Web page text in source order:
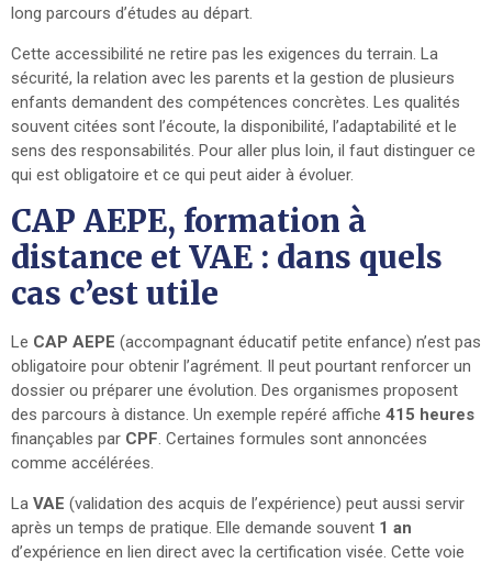
long parcours d’études au départ.
Cette accessibilité ne retire pas les exigences du terrain. La
sécurité, la relation avec les parents et la gestion de plusieurs
enfants demandent des compétences concrètes. Les qualités
souvent citées sont l’écoute, la disponibilité, l’adaptabilité et le
sens des responsabilités. Pour aller plus loin, il faut distinguer ce
qui est obligatoire et ce qui peut aider à évoluer.
CAP AEPE, formation à
distance et VAE : dans quels
cas c’est utile
Le CAP AEPE (accompagnant éducatif petite enfance) n’est pas
obligatoire pour obtenir l’agrément. Il peut pourtant renforcer un
dossier ou préparer une évolution. Des organismes proposent
des parcours à distance. Un exemple repéré affiche 415 heures
finançables par CPF. Certaines formules sont annoncées
comme accélérées.
La VAE (validation des acquis de l’expérience) peut aussi servir
après un temps de pratique. Elle demande souvent 1 an
d’expérience en lien direct avec la certification visée. Cette voie